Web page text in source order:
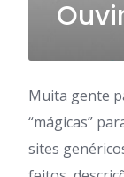
Muita gente
“mágicas”
sites